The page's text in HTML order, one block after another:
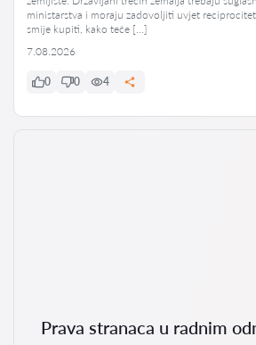
ministarstva i moraju zadovoljiti uvjet
smije kupiti, kako teče […]
7.08.2026
0 0 4
Prava stranaca u radnim